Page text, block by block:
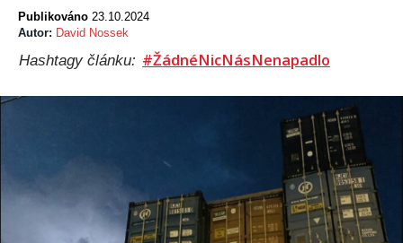
Publikováno 23.10.2024
Autor: David Nossek
Hashtagy článku: #ŽádnéNicNásNenapadlo